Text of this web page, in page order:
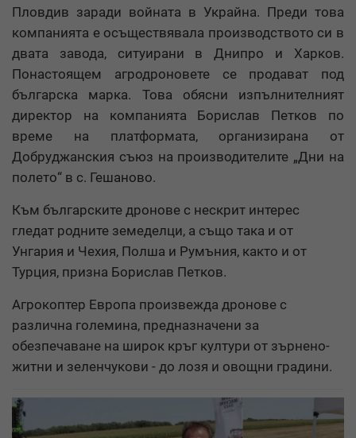
Пловдив заради войната в Украйна. Преди това
компанията е осъществявала производството си в
двата завода, ситуирани в Днипро и Харков.
Понастоящем агродроновете се продават под
българска марка. Това обясни изпълнителният
директор на компанията Борислав Петков по
време на платформата, организирана от
Добруджанския съюз на производителите „Дни на
полето“ в с. Гешаново.
Към българските дронове с нескрит интерес
гледат родните земеделци, а също така и от
Унгария и Чехия, Полша и Румъния, както и от
Турция, призна Борислав Петков.
Агрокоптер Европа произвежда дронове с
различна големина, предназначени за
обезпечаване на широк кръг култури от зърнено-
житни и зеленчукови - до лозя и овощни градини.